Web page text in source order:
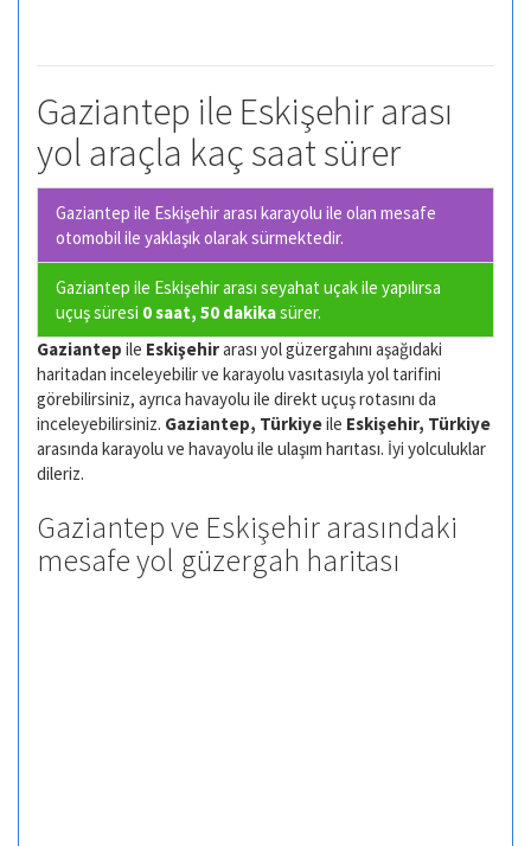
Gaziantep ile Eskişehir arası
yol araçla kaç saat sürer
Gaziantep ile Eskişehir arası karayolu ile olan mesafe
otomobil ile yaklaşık olaraksürmektedir.
Gaziantep ile Eskişehir arası seyahat uçak ile yapılırsa
uçuş süresi 0 saat, 50 dakikasürer.
Gaziantep ile Eskişehirarası yol güzergahını aşağıdaki
haritadan inceleyebilir ve karayolu vasıtasıyla yol tarifini
görebilirsiniz, ayrıca havayolu ile direkt uçuş rotasını da
inceleyebilirsiniz. Gaziantep, Türkiyeile Eskişehir, Türkiye
arasında karayolu ve havayolu ile ulaşım harıtası. İyi yolculuklar
dileriz.
Gaziantep ve Eskişehir arasındaki
mesafe yol güzergah haritası